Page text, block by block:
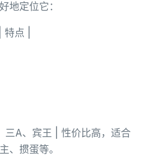
地定位它：
点 |
三A、宾王 | 性价比高，适合
、掼蛋等。